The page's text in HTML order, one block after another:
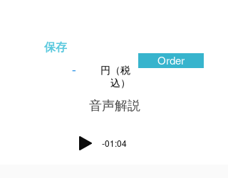
保存
-
円（税
込）
Order
​音声解説
-01:04